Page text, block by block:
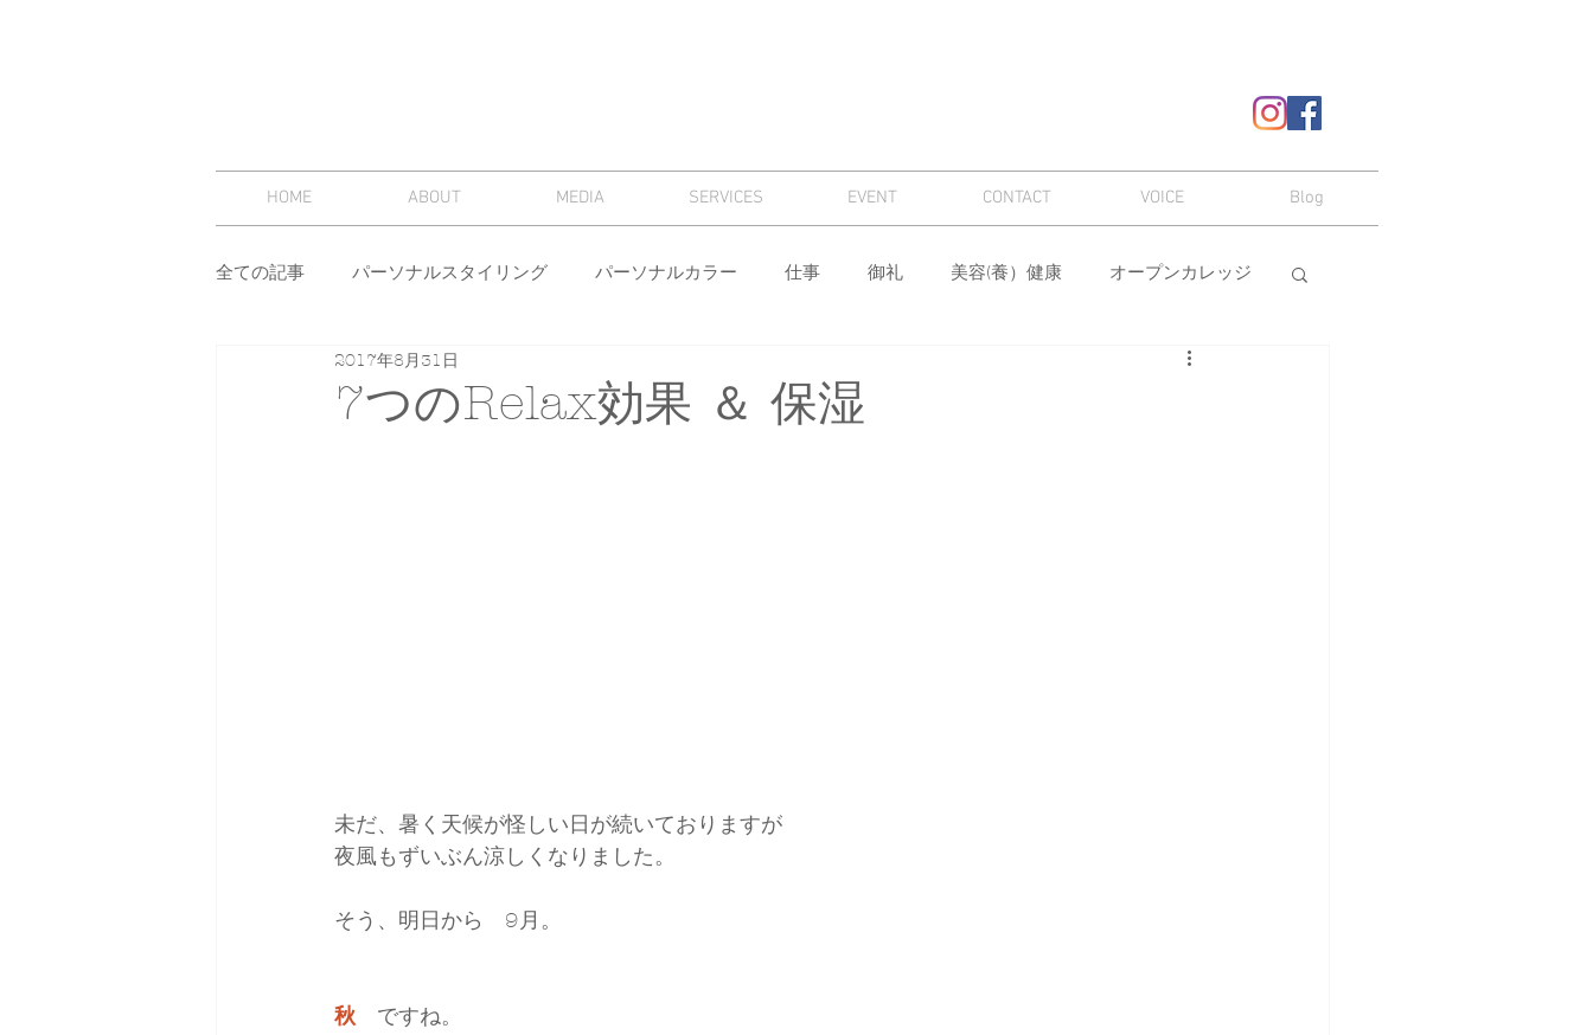
HOME ABOUT MEDIA SERVICES EVENT CONTACT VOICE Blog
全ての記事 パーソナルスタイリング パーソナルカラー 仕事 御礼 美容(養）健康 オープンカレッジ
スタイリング セミナー
7つのRelax効果 ＆ 保湿
2017年8月31日
未だ、暑く天候が怪しい日が続いておりますが
夜風もずいぶん涼しくなりました。
そう、明日から　9月。
秋 ですね。